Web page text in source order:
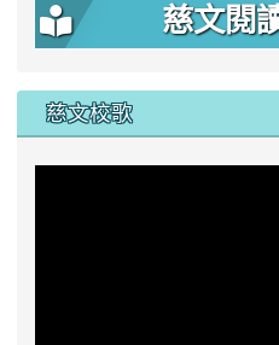
慈文閱
慈文校歌